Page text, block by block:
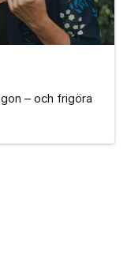
– och frigöra